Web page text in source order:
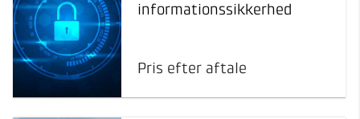
informationssikkerhed
Pris efter aftale